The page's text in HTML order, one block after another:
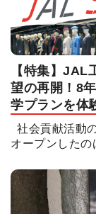
【特集】
望の再開！8
学プランを体
社会貢献活動
オープンした